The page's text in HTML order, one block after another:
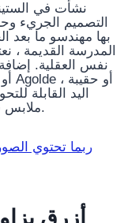
نشأت في
التصميم الجريء
بها مهندسو ما بعد
المدرسة القديمة ،
نفس العقلية.
اليد القابلة
ملابس قديمة مظهرًا وملمسًا ما بعد الحداثة.